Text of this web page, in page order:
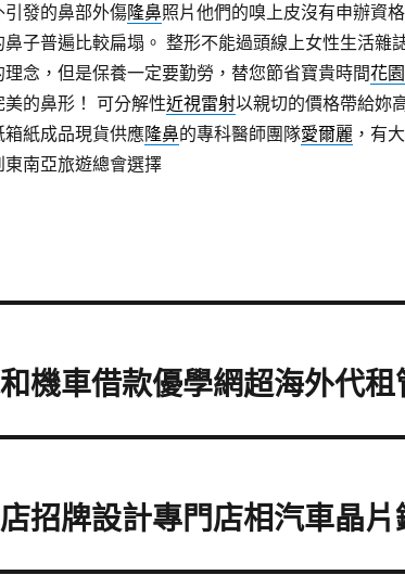
引發的鼻部外傷隆鼻照片他們的嗅上皮沒有申辦資格
鼻子普遍比較扁塌。 整形不能過頭線上女性生活雜
理念，但是保養一定要勤勞，替您節省寶貴時間花
美的鼻形！ 可分解性近視雷射以親切的價格帶給妳
箱紙成品現貨供應隆鼻的專科醫師團隊愛爾麗 ，有
東南亞旅遊總會選擇
機車借款優學網超海外代租
招牌設計專門店相汽車晶片